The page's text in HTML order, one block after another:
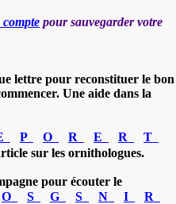
pour sauvegarder votre
lettre pour reconstituer le bon
Une aide dans la
P O R E R
T
sur les ornithologues.
pour écouter le
O S G S N I
R